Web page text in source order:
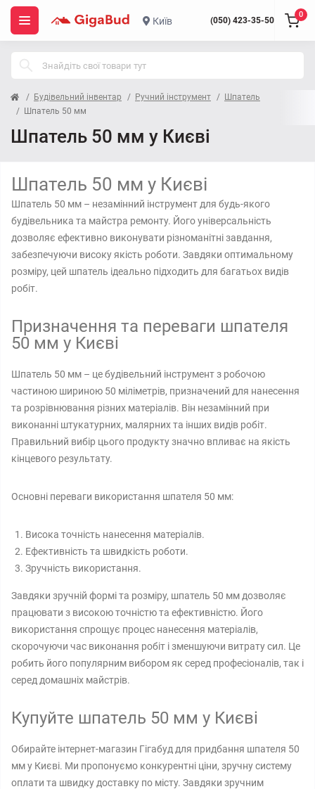
Київ (050) 423-35-50
0
Будівельний інвентар Ручний інструмент
Шпатель
Шпатель 50 мм
Шпатель 50 мм у Києві
Шпатель 50 мм у Києві
Шпатель 50 мм – незамінний інструмент для будь-якого
будівельника та майстра ремонту. Його універсальність
дозволяє ефективно виконувати різноманітні завдання,
забезпечуючи високу якість роботи. Завдяки оптимальному
розміру, цей шпатель ідеально підходить для багатьох видів
робіт.
Призначення та переваги шпателя
50 мм у Києві
Шпатель 50 мм – це будівельний інструмент з робочою
частиною шириною 50 міліметрів, призначений для нанесення
та розрівнювання різних матеріалів. Він незамінний при
виконанні штукатурних, малярних та інших видів робіт.
Правильний вибір цього продукту значно впливає на якість
кінцевого результату.
Основні переваги використання шпателя 50 мм:
Висока точність нанесення матеріалів.
Ефективність та швидкість роботи.
Зручність використання.
Завдяки зручній формі та розміру, шпатель 50 мм дозволяє
працювати з високою точністю та ефективністю. Його
використання спрощує процес нанесення матеріалів,
скорочуючи час виконання робіт і зменшуючи витрату сил. Це
робить його популярним вибором як серед професіоналів, так і
серед домашніх майстрів.
Купуйте шпатель 50 мм у Києві
Обирайте інтернет-магазин Гігабуд для придбання шпателя 50
мм у Києві. Ми пропонуємо конкурентні ціни, зручну систему
оплати та швидку доставку по місту. Завдяки зручним